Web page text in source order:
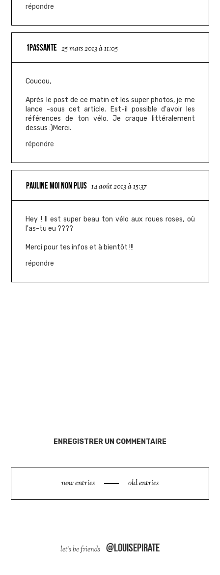
répondre
1PASSANTE 25 mars 2013 à 11:05
Coucou,
Après le post de ce matin et les super photos, je me
lance -sous cet article. Est-il possible d'avoir les
références de ton vélo. Je craque littéralement
dessus :)Merci.
répondre
PAULINE MOI NON PLUS 14 août 2013 à 15:37
Hey ! Il est super beau ton vélo aux roues roses, où
l'as-tu eu ????
Merci pour tes infos et à bientôt !!!
répondre
ENREGISTRER UN COMMENTAIRE
new entries old entries
@louisepirate